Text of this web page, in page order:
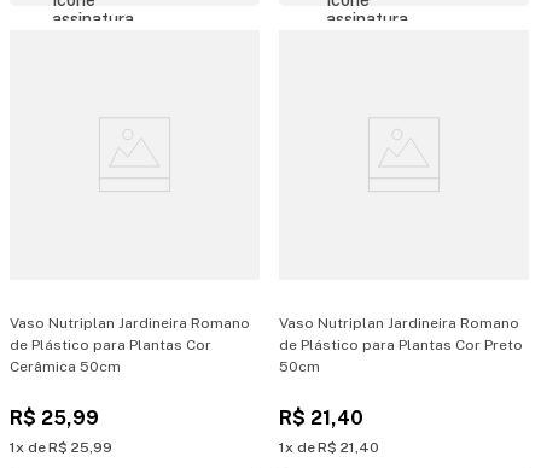
Vaso Nutriplan Jardineira Romano
de Plástico para Plantas Cor
Cerâmica 50cm
R$ 25,99
1 R$ 25,99
Vaso Nutriplan Jardineira Romano
de Plástico para Plantas Cor Preto
50cm
R$ 21,40
1 R$ 21,40